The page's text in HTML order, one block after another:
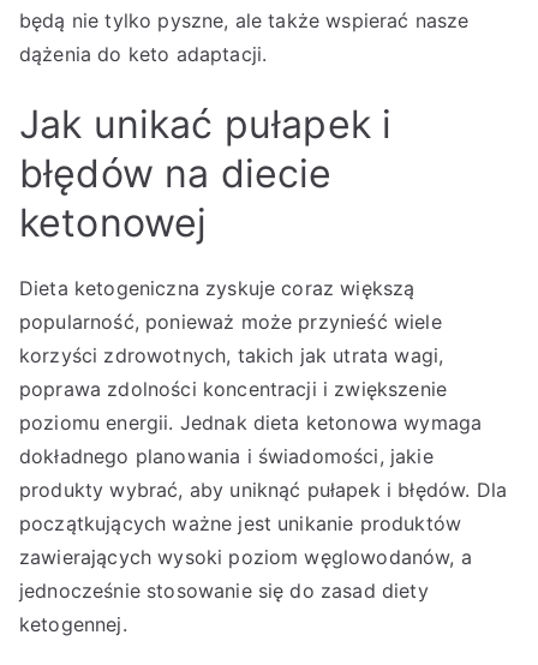
będą nie tylko pyszne, ale także wspierać nasze
dążenia do keto adaptacji.
Jak unikać pułapek i
błędów na diecie
ketonowej
Dieta ketogeniczna zyskuje coraz większą
popularność, ponieważ może przynieść wiele
korzyści zdrowotnych, takich jak utrata wagi,
poprawa zdolności koncentracji i zwiększenie
poziomu energii. Jednak dieta ketonowa wymaga
dokładnego planowania i świadomości, jakie
produkty wybrać, aby uniknąć pułapek i błędów. Dla
początkujących ważne jest unikanie produktów
zawierających wysoki poziom węglowodanów, a
jednocześnie stosowanie się do zasad diety
ketogennej.